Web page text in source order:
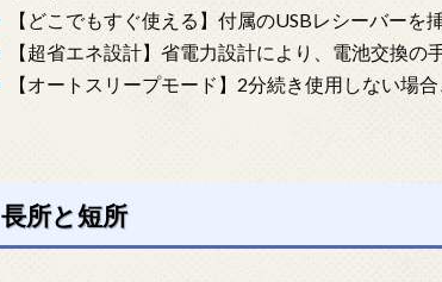
【どこでもすぐ使える】付属のUSBレシーバー
【超省エネ設計】省電力設計により、電池交換
【オートスリープモード】2分続き使用しない場
長所と短所